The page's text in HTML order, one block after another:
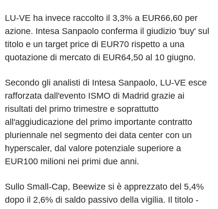
LU-VE ha invece raccolto il 3,3% a EUR66,60 per
azione. Intesa Sanpaolo conferma il giudizio 'buy' sul
titolo e un target price di EUR70 rispetto a una
quotazione di mercato di EUR64,50 al 10 giugno.
Secondo gli analisti di Intesa Sanpaolo, LU-VE esce
rafforzata dall'evento ISMO di Madrid grazie ai
risultati del primo trimestre e soprattutto
all'aggiudicazione del primo importante contratto
pluriennale nel segmento dei data center con un
hyperscaler, dal valore potenziale superiore a
EUR100 milioni nei primi due anni.
Sullo Small-Cap, Beewize si è apprezzato del 5,4%
dopo il 2,6% di saldo passivo della vigilia. Il titolo -